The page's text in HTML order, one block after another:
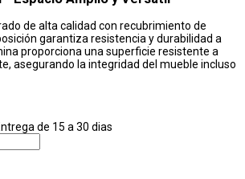
de alta calidad con recubrimiento de
garantiza resistencia y durabilidad a
proporciona una superficie resistente a
asegurando la integridad del mueble incluso
de 15 a 30 dias